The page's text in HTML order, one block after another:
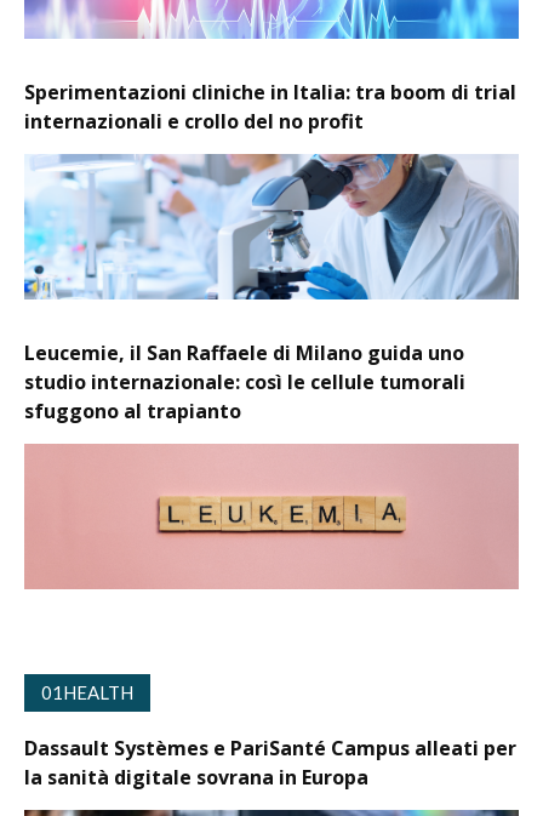
Sperimentazioni cliniche in Italia: tra boom di trial
internazionali e crollo del no profit
Leucemie, il San Raffaele di Milano guida uno
studio internazionale: così le cellule tumorali
sfuggono al trapianto
01HEALTH
Dassault Systèmes e PariSanté Campus alleati per
la sanità digitale sovrana in Europa